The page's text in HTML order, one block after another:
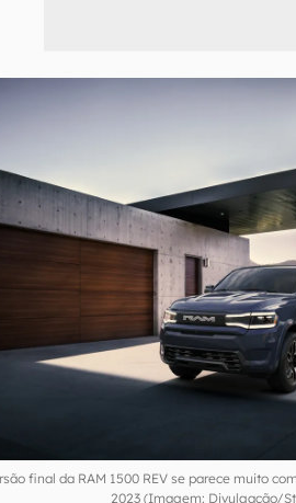
final da RAM 1500 REV se parece muito
2023 (Imagem: Divulgação/